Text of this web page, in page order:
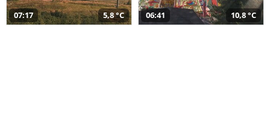
07:17 5,8 °C 06:41 10,8 °C